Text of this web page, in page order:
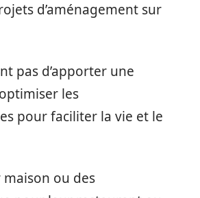
d’aménagement sur
pas d’apporter une
les
pour faciliter la vie et le
ou des